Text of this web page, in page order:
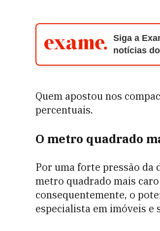
Siga a
notícias
Quem apostou nos
percentuais.
O metro quadrado
Por uma forte pressão da
metro quadrado mais
consequentemente, o
especialista em imóveis e